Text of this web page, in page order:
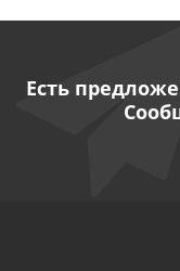
Есть